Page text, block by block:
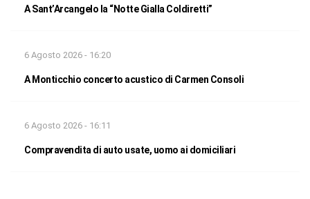
A Sant’Arcangelo la “Notte Gialla Coldiretti”
6 Agosto 2026 - 16:20
A Monticchio concerto acustico di Carmen Consoli
6 Agosto 2026 - 16:11
Compravendita di auto usate, uomo ai domiciliari